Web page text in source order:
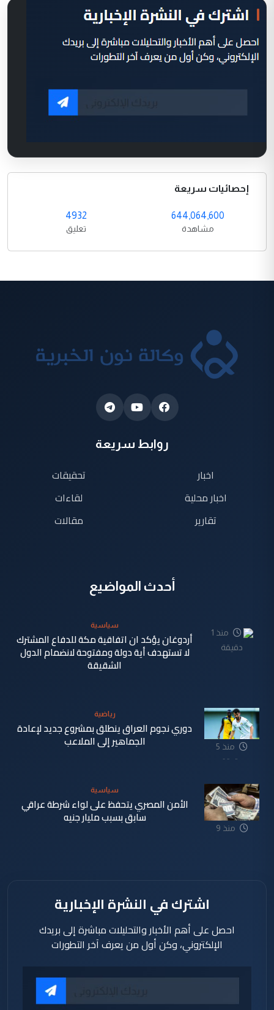
إحصائيات سريعة
644,064,600
مشاهدة
4932
تعليق
روابط سريعة
اخبار
اخبار محلية
تقارير
تحقيقات
لقاءات
مقالات
أحدث المواضيع
منذ 1
دقيقة
سياسية
أردوغان يؤكد ان اتفاقية مكة للدفاع المشترك
لا تستهدف أية دولة ومفتوحة لانضمام الدول
الشقيقة
منذ 5
دقيقة
رياضية
دوري نجوم العراق ينطلق بمشروع جديد لإعادة
الجماهير إلى الملاعب
منذ 9
سياسية
الأمن المصري يتحفظ على لواء شرطة عراقي
سابق بسبب مليار جنيه
اشترك في النشرة الإخبارية
احصل على أهم الأخبار والتحليلات مباشرة إلى بريدك
الإلكتروني، وكن أول من يعرف آخر التطورات